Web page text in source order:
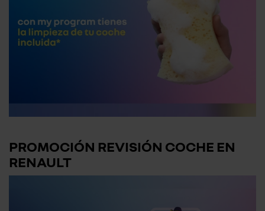
PROMOCIÓN REVISIÓN COCHE EN
RENAULT